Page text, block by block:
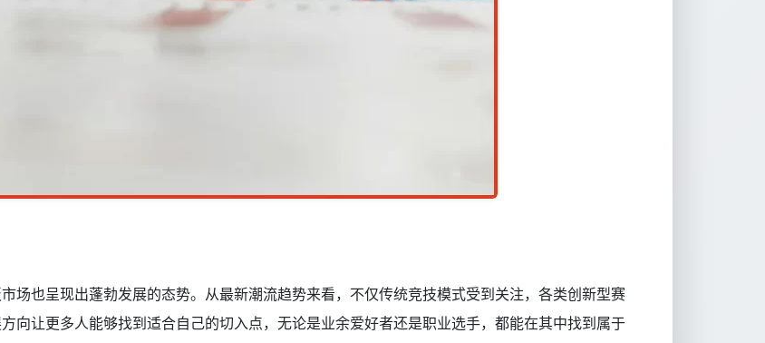
场也呈现出蓬勃发展的态势。从最新潮流趋势来看，不仅传统竞技模式受到关注，各类创新型赛
向让更多人能够找到适合自己的切入点，无论是业余爱好者还是职业选手，都能在其中找到属于